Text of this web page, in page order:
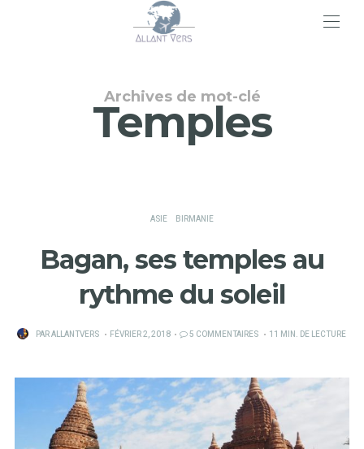
Archives de mot-clé
Temples
ASIE BIRMANIE
Bagan, ses temples au
rythme du soleil
PARALLANTVERS
PUBLIÉ
FÉVRIER 2, 2018 5 COMMENTAIRES 11 MIN. DE LECTURE